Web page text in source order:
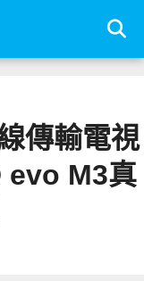
傳輸電視
evo M3真